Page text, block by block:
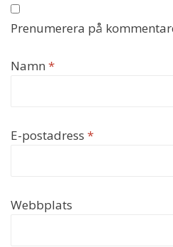
Prenumerera på
Namn *
E-postadress *
Webbplats